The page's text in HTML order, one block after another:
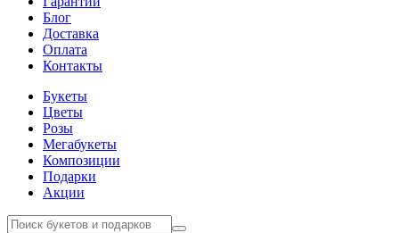
Блог
Доставка
Оплата
Контакты
Букеты
Цветы
Розы
Мегабукеты
Композиции
Подарки
Акции